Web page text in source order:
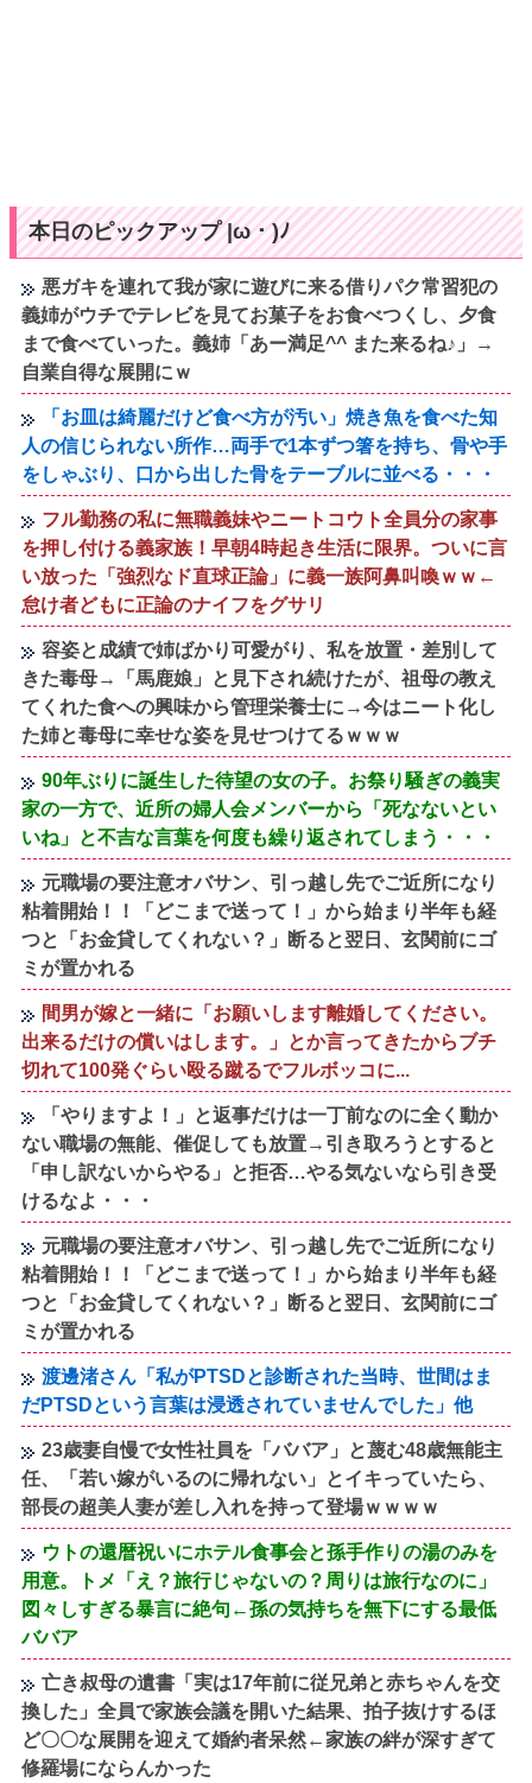
本日のピックアップ |ω・)ﾉ
悪ガキを連れて我が家に遊びに来る借りパク常習犯の
義姉がウチでテレビを見てお菓子をお食べつくし、夕食
まで食べていった。義姉「あー満足^^ また来るね♪」→
自業自得な展開にｗ
「お皿は綺麗だけど食べ方が汚い」焼き魚を食べた知
人の信じられない所作…両手で1本ずつ箸を持ち、骨や手
をしゃぶり、口から出した骨をテーブルに並べる・・・
フル勤務の私に無職義妹やニートコウト全員分の家事
を押し付ける義家族！早朝4時起き生活に限界。ついに言
い放った「強烈なド直球正論」に義一族阿鼻叫喚ｗｗ←
怠け者どもに正論のナイフをグサリ
容姿と成績で姉ばかり可愛がり、私を放置・差別して
きた毒母→「馬鹿娘」と見下され続けたが、祖母の教え
てくれた食への興味から管理栄養士に→今はニート化し
た姉と毒母に幸せな姿を見せつけてるｗｗｗ
90年ぶりに誕生した待望の女の子。お祭り騒ぎの義実
家の一方で、近所の婦人会メンバーから「死なないとい
いね」と不吉な言葉を何度も繰り返されてしまう・・・
元職場の要注意オバサン、引っ越し先でご近所になり
粘着開始！！「どこまで送って！」から始まり半年も経
つと「お金貸してくれない？」断ると翌日、玄関前にゴ
ミが置かれる
間男が嫁と一緒に「お願いします離婚してください。
出来るだけの償いはします。」とか言ってきたからブチ
切れて100発ぐらい殴る蹴るでフルボッコに...
「やりますよ！」と返事だけは一丁前なのに全く動か
ない職場の無能、催促しても放置→引き取ろうとすると
「申し訳ないからやる」と拒否…やる気ないなら引き受
けるなよ・・・
元職場の要注意オバサン、引っ越し先でご近所になり
粘着開始！！「どこまで送って！」から始まり半年も経
つと「お金貸してくれない？」断ると翌日、玄関前にゴ
ミが置かれる
渡邊渚さん「私がPTSDと診断された当時、世間はま
だPTSDという言葉は浸透されていませんでした」他
23歳妻自慢で女性社員を「ババア」と蔑む48歳無能主
任、「若い嫁がいるのに帰れない」とイキっていたら、
部長の超美人妻が差し入れを持って登場ｗｗｗｗ
ウトの還暦祝いにホテル食事会と孫手作りの湯のみを
用意。トメ「え？旅行じゃないの？周りは旅行なのに」
図々しすぎる暴言に絶句←孫の気持ちを無下にする最低
ババア
亡き叔母の遺書「実は17年前に従兄弟と赤ちゃんを交
換した」全員で家族会議を開いた結果、拍子抜けするほ
ど〇〇な展開を迎えて婚約者呆然←家族の絆が深すぎて
修羅場にならんかった